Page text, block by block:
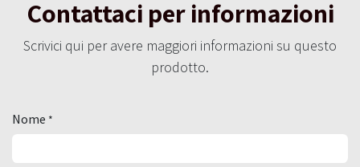
Contattaci per informazioni
Scrivici qui per avere maggiori informazioni su questo
prodotto.
Nome *